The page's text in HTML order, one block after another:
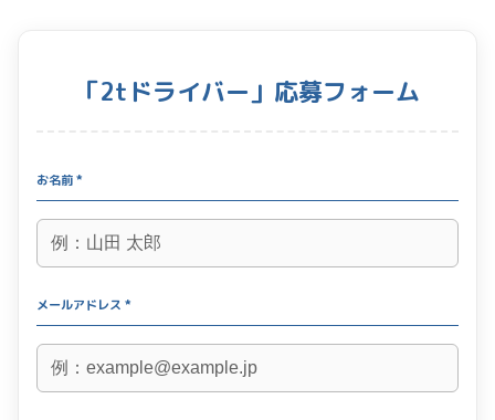
「2tドライバー」応募フォーム
お名前 *
メールアドレス *